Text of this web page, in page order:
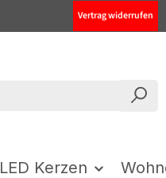
Vertrag widerrufen
LED Kerzen